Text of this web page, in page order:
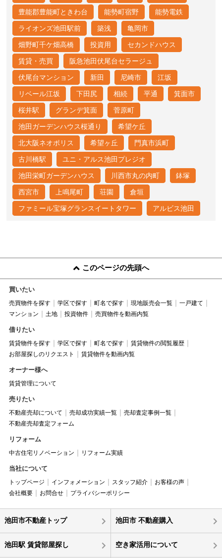
豊能郡豊能町ときわ台 能勢町宿野 能勢電鉄
ライオンズ池田駅前 築浅 亀岡市
畑野町千ケ畑高橋 投資用 セカンドハウス
賃貸・売買 阪急池田伏尾台セラージュ
伏尾台マンション 新田 尼崎市 江坂
リベール江坂 下田尻 相続 平通 箕面市
桜井駅 グランデ箕面 菅原町
池田ガーデンハウス桜通り 希望ケ丘
北大阪ネオポリス 希望ヶ丘 門真市浜町
古川橋駅 ユニ・アルス池田プレジオ
池田栄町ガーデンハウス 川西市丸の内町 鉢塚
西宮市 上鳴尾町 荘園 倉垣
ファミール宝塚グランスイートタワー アルビス池田
このページの先頭へ
買いたい
売買物件を探す 学区で探す 町名で探す 現地販売会一覧
一戸建て
マンション
土地 投資物件 売買物件を動画内覧
借りたい
賃貸物件を探す 学区で探す 町名で探す
賃貸物件の閲覧履歴
お部屋探しのリクエスト
賃貸物件を動画内覧
オーナー様へ
賃貸管理について
売りたい
不動産売却について 売却成功実績一覧
売却査定事例一覧
不動産売却査定フォーム
リフォーム
中古住宅リノベーション リフォーム実績
当社について
トップページ インフォメーション スタッフ紹介
お客様の声
会社概要
お問合せ プライバシーポリシー
池田市不動産トップ 池田市 不動産購入
池田駅 賃貸部屋探し 空き家活用について